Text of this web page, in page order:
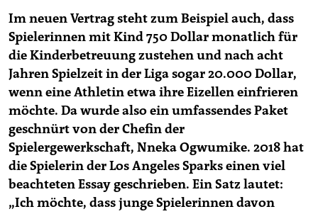
Im neuen Vertrag steht zum Beispiel auch, dass
Spielerinnen mit Kind 750 Dollar monatlich für
die Kinderbetreuung zustehen und nach acht
Jahren Spielzeit in der Liga sogar 20.000 Dollar,
wenn eine Athletin etwa ihre Eizellen einfrieren
möchte. Da wurde also ein umfassendes Paket
geschnürt von der Chefin der
Spielergewerkschaft, Nneka Ogwumike. 2018 hat
die Spielerin der Los Angeles Sparks einen viel
beachteten Essay geschrieben. Ein Satz lautet:
„Ich möchte, dass junge Spielerinnen davon